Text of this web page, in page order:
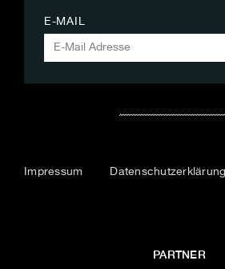
E-MAIL
Impressum Datenschutzerklärung
PARTNER